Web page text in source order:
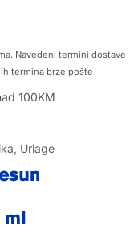
Navedeni termini dostave
termina brze pošte
100KM
, Uriage